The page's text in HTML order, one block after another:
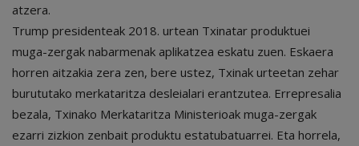
atzera.
Trump presidenteak 2018. urtean Txinatar produktuei
muga-zergak nabarmenak aplikatzea eskatu zuen. Eskaera
horren aitzakia zera zen, bere ustez, Txinak urteetan zehar
burututako merkataritza desleialari erantzutea. Errepresalia
bezala, Txinako Merkataritza Ministerioak muga-zergak
ezarri zizkion zenbait produktu estatubatuarrei. Eta horrela,